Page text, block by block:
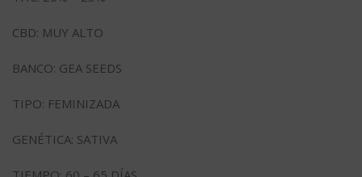
CBD: MUY ALTO
BANCO: GEA SEEDS
TIPO: FEMINIZADA
GENÉTICA: SATIVA